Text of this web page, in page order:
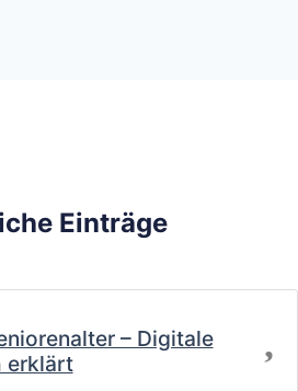
Einträge
– Digitale
erklärt